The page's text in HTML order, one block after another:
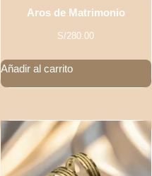
Aros de Matrimonio
S/280.00
Añadir al carrito